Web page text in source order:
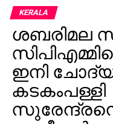
ആഫ്രിക്കന്‍
ജനങ്ങള്‍ ആശങ്കയില്‍
DON'T MISS
നിഷ ജോസ് കെ
വരും; ട്രെയിന്‍
രംഗത്ത്
KERALA
ശബരിമല
ഇനി
കടകംപള്ളി